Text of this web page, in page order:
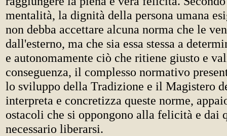
mentalità, la dignità della persona umana
non debba accettare alcuna norma che le
dall'esterno, ma che sia essa stessa a
e autonomamente ciò che ritiene giusto e
conseguen­za, il complesso normativo
lo sviluppo della Tradizione e il Magistero
interpreta e concretizza queste norme,
ostacoli che si oppongono alla felicità e dai
necessario liberarsi.